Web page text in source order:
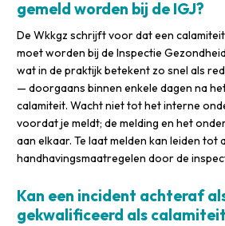
gemeld worden bij de IGJ?
De Wkkgz schrijft voor dat een calamiteit
moet worden bij de Inspectie
wat in de praktijk betekent zo snel als
— doorgaans binnen enkele dagen na
calamiteit. Wacht niet tot het interne
voordat je meldt; de melding en het
aan elkaar. Te laat melden kan leiden tot
handhavingsmaatregelen door de
Kan een incident achteraf
gekwalificeerd als